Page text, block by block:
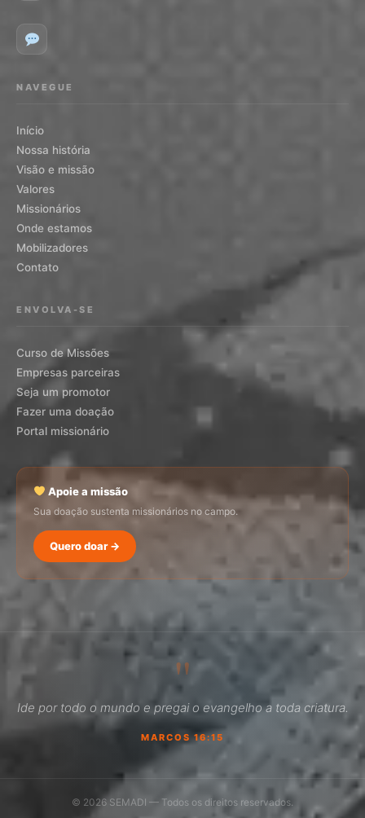
NAVEGUE
Início
Nossa história
Visão e missão
Valores
Missionários
Onde estamos
Mobilizadores
Contato
ENVOLVA-SE
Curso de Missões
Empresas parceiras
Seja um promotor
Fazer uma doação
Portal missionário
Apoie a missão
Sua doação sustenta missionários no campo.
Quero doar →
"
Ide por todo o mundo e pregai o evangelho a toda criatura.
MARCOS 16:15
© 2026 SEMADI — Todos os direitos reservados.
Como faço para doar?
Como ser um promotor?